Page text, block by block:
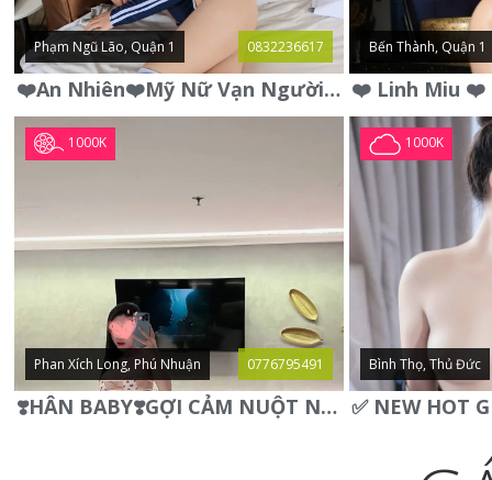
Phạm Ngũ Lão, Quận 1 0832236617
❤️An Nhiên❤️Mỹ Nữ Vạn Người Mê,Da Trắng, Mặt Xynh, Đẹp Từng
Bến Thành, Quận 1
1000K
Phan Xích Long, Phú Nhuận 0776795491
❣️HÂN BABY❣️GỢI CẢM NUỘT NÀ DÁNG SON XINH XINH QUYẾN RŨ
1000K
Bình Thọ, Thủ Đức